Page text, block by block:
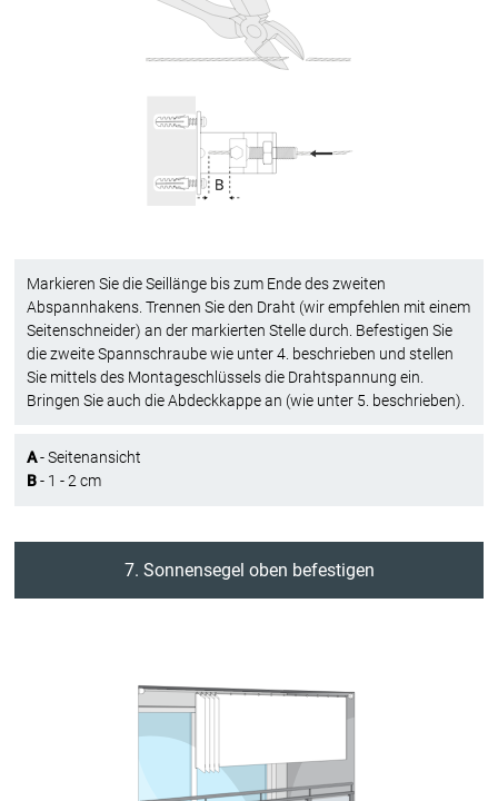
Markieren Sie die Seillänge bis zum Ende des zweiten
Abspannhakens. Trennen Sie den Draht (wir empfehlen mit einem
Seitenschneider) an der markierten Stelle durch. Befestigen Sie
die zweite Spannschraube wie unter 4. beschrieben und stellen
Sie mittels des Montageschlüssels die Drahtspannung ein.
Bringen Sie auch die Abdeckkappe an (wie unter 5. beschrieben).
A- Seitenansicht
B- 1 - 2 cm
7. Sonnensegel oben befestigen